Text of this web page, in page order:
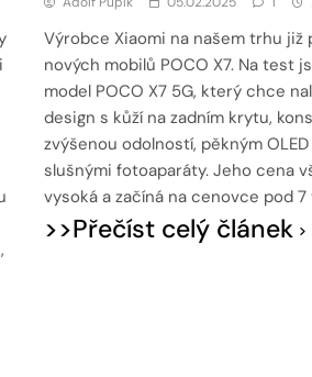
Výrobce Xiaomi na našem trhu již
nových mobilů POCO X7. Na test
model POCO X7 5G, který chce
design s kůží na zadním krytu,
zvýšenou odolností, pěkným
slušnými fotoaparáty. Jeho cena
vysoká a začíná na cenovce pod
>>Přečíst celý článek